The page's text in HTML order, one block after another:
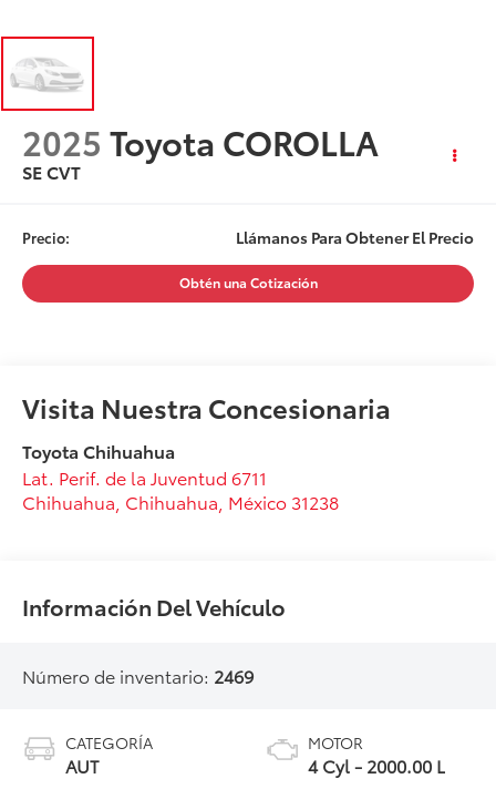
2025 Toyota COROLLA
SE CVT
Precio: Llámanos Para Obtener El Precio
Obtén una Cotización
Visita Nuestra Concesionaria
Toyota Chihuahua
Lat. Perif. de la Juventud 6711
Chihuahua Chihuahua , México 31238
Información Del Vehículo
Número de inventario: 2469
CATEGORÍA
AUT
MOTOR
4 Cyl - 2000.00 L